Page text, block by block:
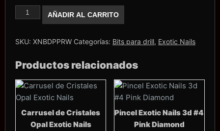
Punta
Exotic
Rainbow,ideal
área
de
cuticula
cantidad
AÑADIR AL CARRITO
SKU: XNBDPPRW Categorías: Bits para drill, Exotic Nails
Productos relacionados
Carrusel de Cristales
Opal Exotic Nails
Pincel Exotic Nails 3d #4
Pink Diamond